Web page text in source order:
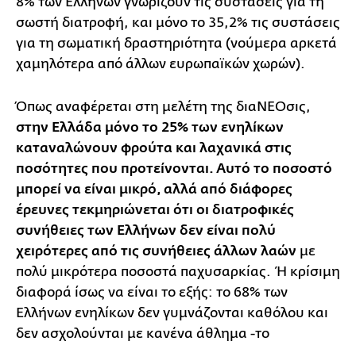
σωστή διατροφή, και μόνο το 35,2% τις συστάσεις
για τη σωματική δραστηριότητα (νούμερα αρκετά
χαμηλότερα από άλλων ευρωπαϊκών χωρών).
Όπως αναφέρεται στη μελέτη της διαΝΕΟσις,
στην Ελλάδα μόνο το 25% των ενηλίκων
καταναλώνουν φρούτα και λαχανικά στις
ποσότητες που προτείνονται. Αυτό το ποσοστό
μπορεί να είναι μικρό, αλλά από διάφορες
έρευνες τεκμηριώνεται ότι οι διατροφικές
συνήθειες των Ελλήνων δεν είναι πολύ
χειρότερες από τις συνήθειες άλλων λαών με
πολύ μικρότερα ποσοστά παχυσαρκίας. Ή κρίσιμη
διαφορά ίσως να είναι το εξής: το 68% των
Ελλήνων ενηλίκων δεν γυμνάζονται καθόλου και
δεν ασχολούνται με κανένα άθλημα -το